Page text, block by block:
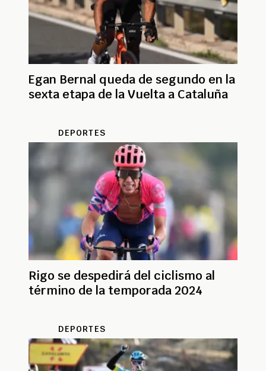
Egan Bernal queda de segundo en la
sexta etapa de la Vuelta a Cataluña
DEPORTES
Rigo se despedirá del ciclismo al
término de la temporada 2024
DEPORTES